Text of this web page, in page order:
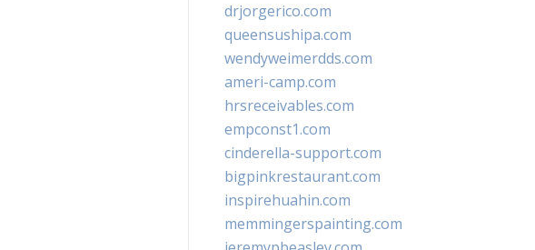
drjorgerico.com
queensushipa.com
wendyweimerdds.com
ameri-camp.com
hrsreceivables.com
empconst1.com
cinderella-support.com
bigpinkrestaurant.com
inspirehuahin.com
memmingerspainting.com